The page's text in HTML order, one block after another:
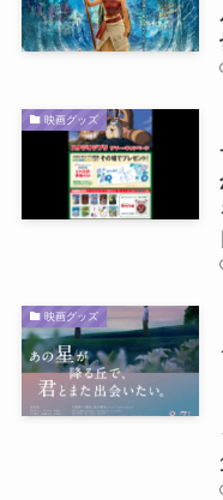
映画グッズ
映画グッズ